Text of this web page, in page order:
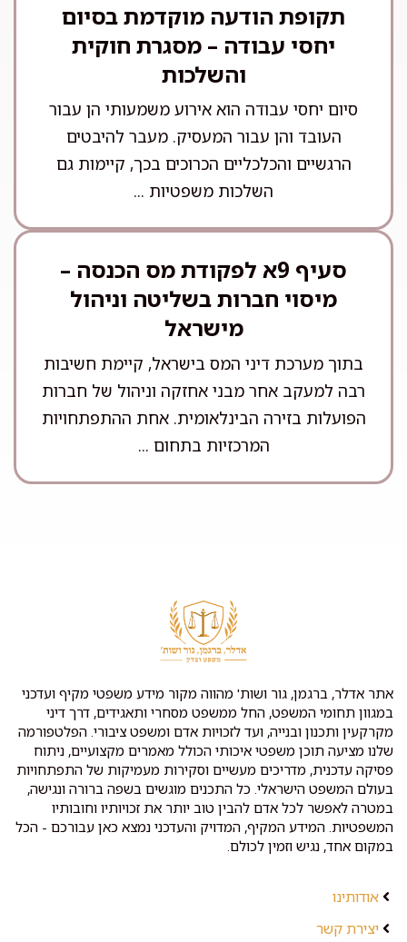
תקופת הודעה מוקדמת בסיום
יחסי עבודה – מסגרת חוקית
והשלכות
סיום יחסי עבודה הוא אירוע משמעותי הן עבור
העובד והן עבור המעסיק. מעבר להיבטים
הרגשיים והכלכליים הכרוכים בכך, קיימות גם
השלכות משפטיות ...
סעיף 9א לפקודת מס הכנסה –
מיסוי חברות בשליטה וניהול
מישראל
בתוך מערכת דיני המס בישראל, קיימת חשיבות
רבה למעקב אחר מבני אחזקה וניהול של חברות
הפועלות בזירה הבינלאומית. אחת ההתפתחויות
המרכזיות בתחום ...
אתר אדלר, ברגמן, גור ושות' מהווה מקור מידע משפטי מקיף ועדכני
במגוון תחומי המשפט, החל ממשפט מסחרי ותאגידים, דרך דיני
מקרקעין ותכנון ובנייה, ועד לזכויות אדם ומשפט ציבורי. הפלטפורמה
שלנו מציעה תוכן משפטי איכותי הכולל מאמרים מקצועיים, ניתוח
פסיקה עדכנית, מדריכים מעשיים וסקירות מעמיקות של התפתחויות
בעולם המשפט הישראלי. כל התכנים מוגשים בשפה ברורה ונגישה,
במטרה לאפשר לכל אדם להבין טוב יותר את זכויותיו וחובותיו
המשפטיות. המידע המקיף, המדויק והעדכני נמצא כאן עבורכם - הכל
במקום אחד, נגיש וזמין לכולם.
אודותינו
יצירת קשר